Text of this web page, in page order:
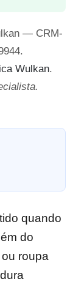
— CRM-
Wulkan.
quando
do
roupa